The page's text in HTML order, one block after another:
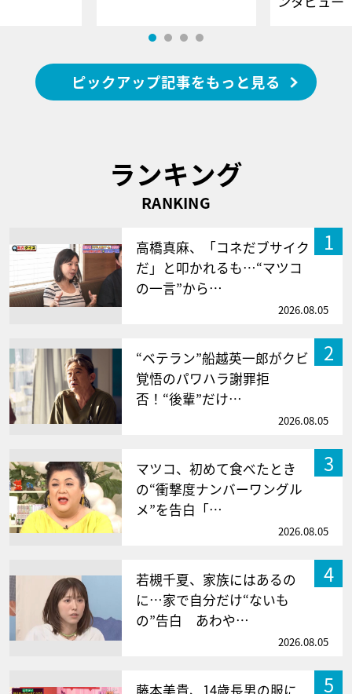
ピックアップ記事をもっと見る
ランキング
RANKING
1
高橋真麻、「コネだブサイク
だ」と叩かれるも…“マツコ
の一言”から…
2026.08.05
2
“ベテラン”船越英一郎がクビ
覚悟のパワハラ謝罪拒
否！“後輩”だけ…
2026.08.05
3
マツコ、初めて食べたとき
の“衝撃度ナンバーワングル
メ”を告白「…
2026.08.05
4
若槻千夏、家族にはあるの
に…家で自分だけ“ないも
の”告白 あわや…
2026.08.05
5
藤本美貴、14歳長男の服に